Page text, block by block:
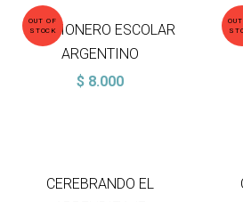
OUT OF
STOCK
CANCIONERO ESCOLAR
ARGENTINO
$8.000
CEREBRANDO EL